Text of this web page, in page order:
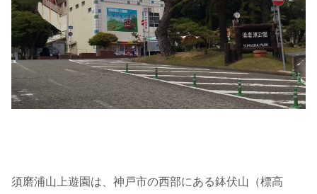
須磨浦山上遊園は、神戸市の西部にある鉢伏山（標高